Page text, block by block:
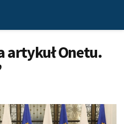
artykuł Onetu.